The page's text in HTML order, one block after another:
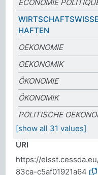
ÉCONOMIE
HAFTEN
OEKONOMIE
OEKONOMIK
ÖKONOMIE
ÖKONOMIK
POLITISCHE
[show all 31 values]
URI
https://
83ca-c5af01921a64